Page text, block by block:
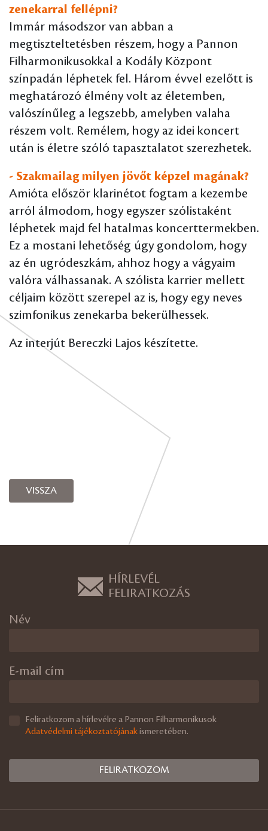
zenekarral fellépni?
Immár másodszor van abban a
megtiszteltetésben részem, hogy a Pannon
Filharmonikusokkal a Kodály Központ
színpadán léphetek fel. Három évvel ezelőtt is
meghatározó élmény volt az életemben,
valószínűleg a legszebb, amelyben valaha
részem volt. Remélem, hogy az idei koncert
után is életre szóló tapasztalatot szerezhetek.
- Szakmailag milyen jövőt képzel magának?
Amióta először klarinétot fogtam a kezembe
arról álmodom, hogy egyszer szólistaként
léphetek majd fel hatalmas koncerttermekben.
Ez a mostani lehetőség úgy gondolom, hogy
az én ugródeszkám, ahhoz hogy a vágyaim
valóra válhassanak. A szólista karrier mellett
céljaim között szerepel az is, hogy egy neves
szimfonikus zenekarba bekerülhessek.
Az interjút Bereczki Lajos készítette.
VISSZA
HÍRLEVÉL
FELIRATKOZÁS
Név
E-mail cím
Feliratkozom a hírlevélre a Pannon Filharmonikusok
Adatvédelmi tájékoztatójánakismeretében.